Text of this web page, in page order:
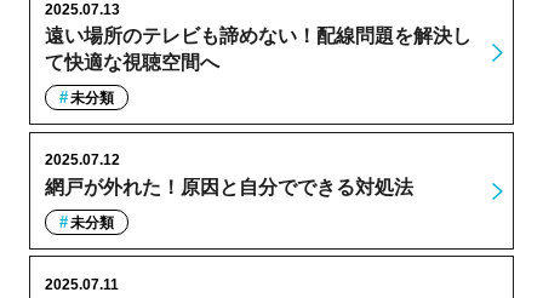
遠い場所のテレビも諦めない！配線問題を解決し
て快適な視聴空間へ
2025.07.13
未分類
網戸が外れた！原因と自分でできる対処法
2025.07.12
未分類
2025.07.11